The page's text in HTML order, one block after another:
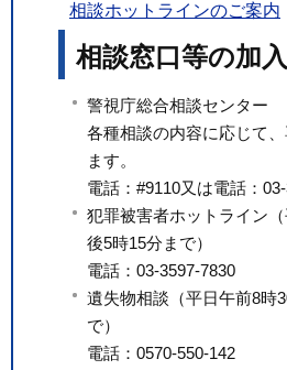
相談ホットラインのご案内
相談窓口等の加
警視庁総合相談センター
各種相談の内容に応じて
ます。
電話：#9110又は電話：
犯罪被害者ホットライン
後5時15分まで）
電話：03-3597-7830
遺失物相談（平日午前8時
で）
電話：0570-550-142